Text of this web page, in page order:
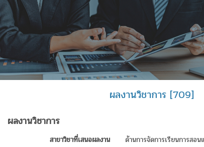
ผลงานวิชาการ [709]
ผลงานวิชาการ
สาขาวิชาที่เสนอผลงาน
ด้านการจัดการเรียนการสอ